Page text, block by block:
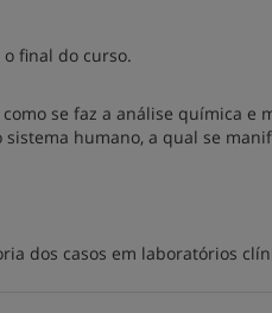
final do curso.
se faz a análise química e
humano, a qual se
dos casos em laboratórios